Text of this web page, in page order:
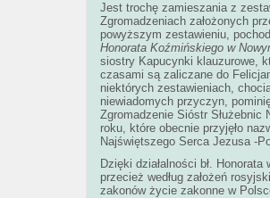
Jest trochę zamieszania z
Zgromadzeniach założonych
powyższym zestawieniu,
Honorata Koźmińskiego w
siostry Kapucynki klauzurowe,
czasami są zaliczane do
niektórych zestawieniach,
niewiadomych przyczyn,
Zgromadzenie Sióstr Służebnic
roku, które obecnie przyjęło
Najświętszego Serca Jezusa -
Dzięki działalności bł.
przecież według założeń
zakonów życie zakonne w